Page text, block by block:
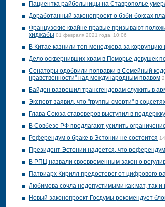
Пациентка райбольницы на Ставрополье
Доработанный законопроект о бэби-боксах
Французские крайне правые призывают
хиджабы 01 февраля 2021 года, 10:06
В Китае казнили топ-менеджера за коррупцию
Дело осквернивших храм в Поморье девушек
Сенаторы одобрили поправки в Семейный
нравственности" над международным правом
Байден разрешил трансгендерам служить в
Эксперт заявил, что "группы смерти" в
Глава Союза староверов выступил в
В Совбезе РФ предлагают усилить
Референдум о браке в Эстонии не состоится
Президент Эстонии надеется, что
В РПЦ назвали своевременным закон о
Патриарх Кирилл предостерег от цифрового
Любимова сочла недопустимыми как мат, так и
Новый законопроект Госдумы рекомендует